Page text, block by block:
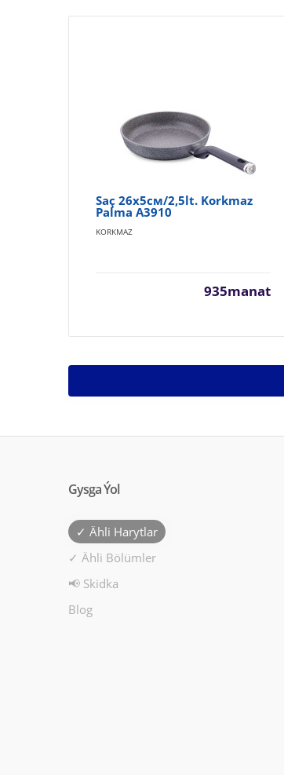
Saç 26x5см/2,5lt. Korkmaz
Palma A3910
KORKMAZ
935manat
Gysga Ýol
✓ Ähli Harytlar
✓ Ähli Bölümler
📢 Skidka
Blog